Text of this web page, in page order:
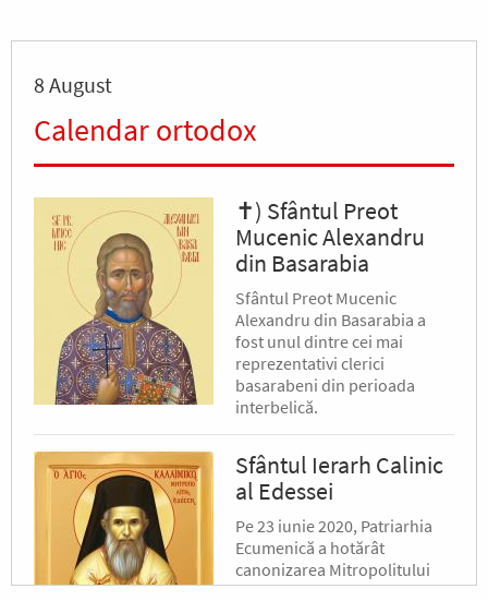
8 August
Calendar ortodox
✝) Sfântul Preot
Mucenic Alexandru
din Basarabia
Sfântul Preot Mucenic
Alexandru din Basarabia a
fost unul dintre cei mai
reprezentativi clerici
basarabeni din perioada
interbelică.
Sfântul Ierarh Calinic
al Edessei
Pe 23 iunie 2020, Patriarhia
Ecumenică a hotărât
canonizarea Mitropolitului
Calinic al Edessei, Pellei și